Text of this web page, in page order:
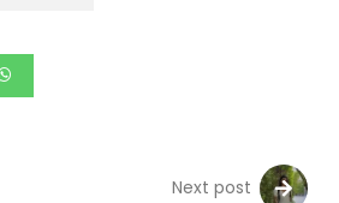
Next post